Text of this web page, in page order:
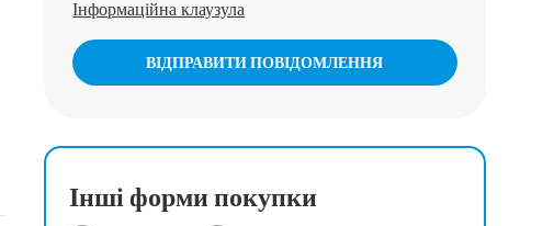
Інформаційна клаузула
ВІДПРАВИТИ ПОВІДОМЛЕННЯ
Інші форми покупки